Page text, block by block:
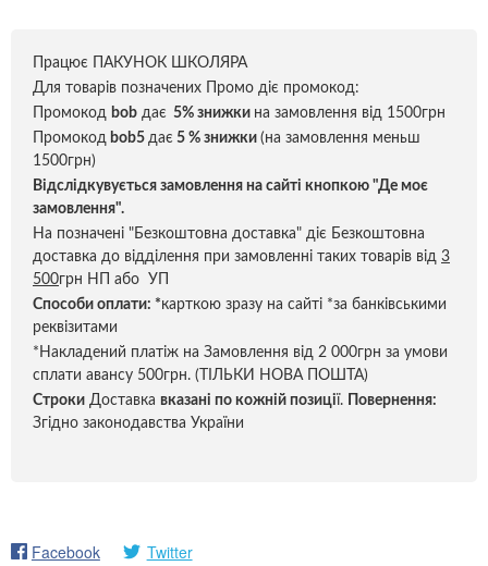
Працює ПАКУНОК ШКОЛЯРА
Для товарів позначених Промо діє промокод:
Промокод bob дає 5% знижки на замовлення від 1500грн
Промокод bob5 дає 5 % знижки (на замовлення меньш
1500грн)
Відслідкувується замовлення на сайті кнопкою "Де моє
замовлення".
На позначені "Безкоштовна доставка" діє Безкоштовна
доставка до відділення при замовленні таких товарів від 3
500грн НП або УП
Способи оплати: *карткою зразу на сайті *за банківськими
реквізитами
*Накладений платіж на Замовлення від 2 000грн за умови
сплати авансу 500грн. (ТІЛЬКИ НОВА ПОШТА)
Строки Доставка вказані по кожній позиції.
Повернення:
Згідно законодавства України
Facebook Twitter